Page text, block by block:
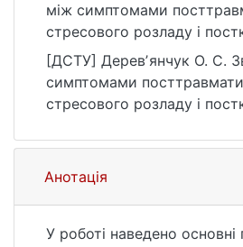
між симптомами
стресового розладу і
синдрому та копінг-
комбатантів [Магістерська
Київський національний
Тараса Шевченка].
https://ir.library.knu.ua/
[ДСТУ] Деревʼянчук О. С.
симптомами
стресового розладу і
комбатантів :
магістра : 05 Соціальні та
науки / наук. кер. А. С.
https://ir.library.knu.ua/
Анотація
У роботі наведено основні